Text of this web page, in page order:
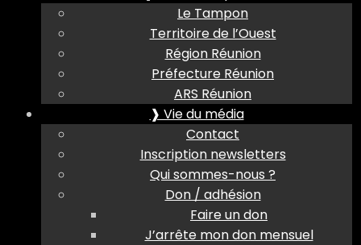
Le Tampon
Territoire de l’Ouest
Région Réunion
Préfecture Réunion
ARS Réunion
❱ Vie du média
Contact
Inscription newsletters
Qui sommes-nous ?
Don / adhésion
Faire un don
J’arrête mon don mensuel